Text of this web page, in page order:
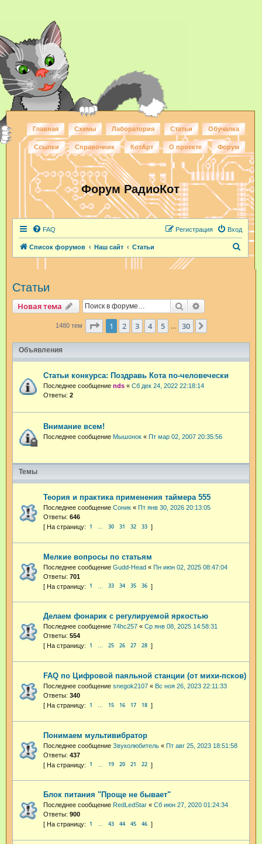
Главная Схемы Лаборатория Статьи Обучалка
Ссылки Справочник КотАрт О проекте Форум
Форум РадиоКот
FAQ Вход
Регистрация
Список форумов Наш сайт Статьи
Статьи
Новая тема Поиск
1480 тем Страница из 30
1 2 3 4 5 30
Объявления
Статьи конкурса: Поздравь Кота по-человечески
Последнее сообщение nds « Сб дек 24, 2022 22:18:14
Ответы: 2
Внимание всем!
Последнее сообщение Мышонок « Пт мар 02, 2007 20:35:56
Темы
Теория и практика применения таймера 555
Последнее сообщение Соник « Пт янв 30, 2026 20:13:05
Ответы: 646
1 … 30 31 32 33
Мелкие вопросы по статьям
Последнее сообщение Gudd-Head « Пн июн 02, 2025 08:47:04
Ответы: 701
1 33 34 35 36
Делаем фонарик с регулируемой яркостью
Последнее сообщение 74hc257 « Ср янв 08, 2025 14:58:31
Ответы: 554
1 … 25 26 27 28
FAQ по Цифровой паяльной станции (от михи-псков)
Последнее сообщение snegok2107 « Вс ноя 26, 2023 22:11:33
Ответы: 340
1 … 15 16 17 18
Понимаем мультивибратор
Последнее сообщение Звуколюбитель « Пт авг 25, 2023 18:51:58
Ответы: 437
1 19 20 21 22
Блок питания "Проще не бывает"
Последнее сообщение RedLedStar « Сб июн 27, 2020 01:24:34
Ответы: 900
1 … 43 44 45 46